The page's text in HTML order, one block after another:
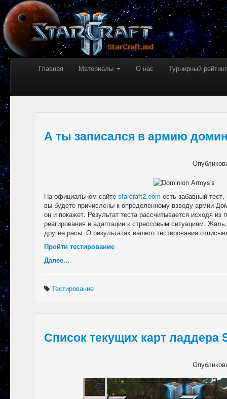
Главная Материалы О нас Турнирный рейтинг
А ты записался в армию
На официальном сайте starcraft2.com есть забавный
вы будете причислены к определенному взводу армии
он и покажет. Результат теста рассчитывается исходя из
реагирования и адаптации к стрессовым ситуациям. Жаль,
другие расы. О результатах вашего тестирования
Пройти тестирование
Далее...
Тестирование
Список текущих карт ладдера